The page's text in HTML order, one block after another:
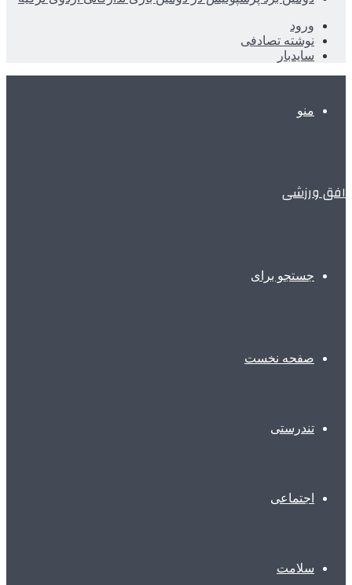
ورود
نوشته تصادفی
سایدبار
منو
افق ورزشی
جستجو برای
صفحه نخست
تندرستی
اجتماعی
سلامت